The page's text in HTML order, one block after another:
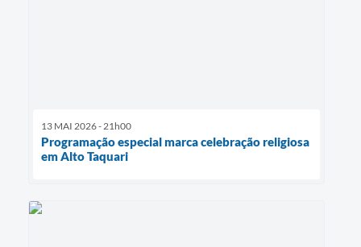
13 MAI 2026 - 21h00
Programação especial marca celebração religiosa
em Alto Taquari